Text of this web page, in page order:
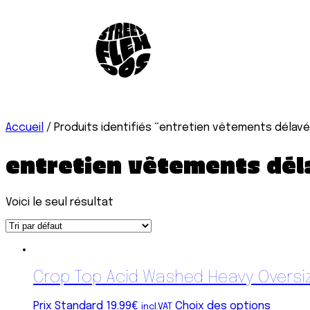
Accueil / Produits identifiés “entretien vêtements
entretien vêtements
Voici le seul résultat
Crop Top Acid Washed Heavy
Prix Standard 19.99€ incl.VAT Choix des options